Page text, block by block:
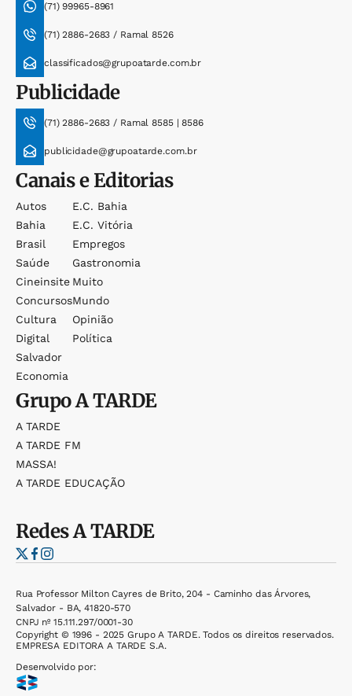
(71) 99965-8961
(71) 2886-2683 / Ramal 8526
classificados@grupoatarde.com.br
Publicidade
(71) 2886-2683 / Ramal 8585 | 8586
publicidade@grupoatarde.com.br
Canais e Editorias
Autos
Bahia
Brasil
Saúde
Cineinsite
Concursos
Cultura
Digital
Salvador
Economia
E.c. Bahia
E.c. Vitória
Empregos
Gastronomia
Muito
Mundo
Opinião
Política
GrupoA TARDE
A TARDE
A TARDE FM
MASSA!
A TARDE EDUCAÇÃO
RedesA TARDE
Rua Professor Milton Cayres de Brito, 204 - Caminho das Árvores,
Salvador - BA, 41820-570
CNPJ nº 15.111.297/0001-30
Copyright © 1996 - 2025 Grupo A TARDE. Todos os direitos reservados.
EMPRESA EDITORA A TARDE S.A.
Desenvolvido por: